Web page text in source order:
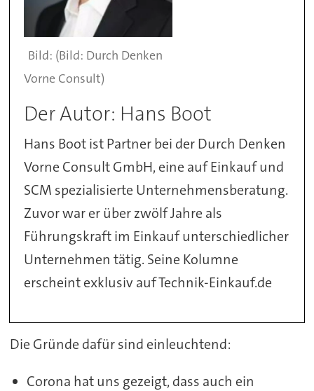
(Bild: Durch Denken
Vorne Consult)
Der Autor: Hans Boot
Hans Boot ist Partner bei der Durch Denken
Vorne Consult GmbH, eine auf Einkauf und
SCM spezialisierte Unternehmensberatung.
Zuvor war er über zwölf Jahre als
Führungskraft im Einkauf unterschiedlicher
Unternehmen tätig. Seine Kolumne
erscheint exklusiv auf Technik-Einkauf.de
Die Gründe dafür sind einleuchtend:
Corona hat uns gezeigt, dass auch ein